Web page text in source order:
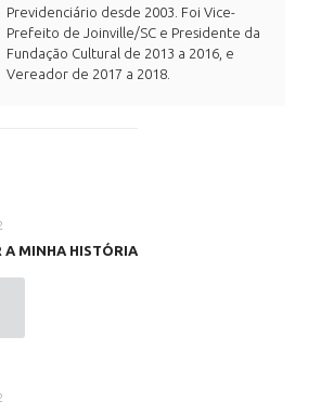
Previdenciário desde 2003. Foi Vice-
Prefeito de Joinville/SC e Presidente da
Fundação Cultural de 2013 a 2016, e
Vereador de 2017 a 2018.
A MINHA HISTÓRIA